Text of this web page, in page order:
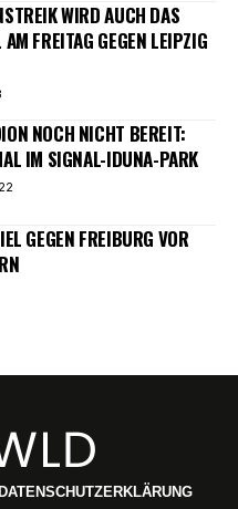
WIRD AUCH DAS
FREITAG GEGEN LEIPZIG
NOCH NICHT BEREIT:
IM SIGNAL-IDUNA-PARK
GEGEN FREIBURG VOR
DATENSCHUTZERKLÄRUNG